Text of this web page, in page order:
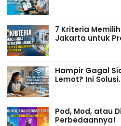
7 Kriteria
Jakarta untuk
Hampir Gagal
Lemot? Ini
Pod, Mod, atau
Perbedaannya!